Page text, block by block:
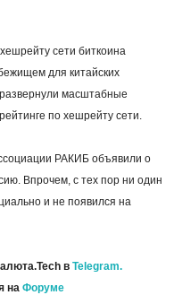
сети биткоина
для китайских
масштабные
по хешрейту сети.
РАКИБ объявили о
Впрочем, с тех пор ни один
и не появился на
в Telegram.
на Форуме